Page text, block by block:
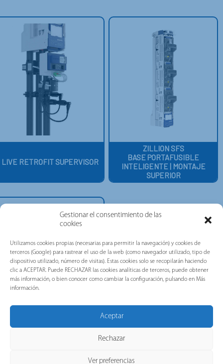
Gestionar el consentimiento de las
cookies
Utilizamos cookies propias (necesarias para permitir la navegación) y cookies de
terceros (Google) para rastrear el uso de la web (como navegador utilizado, tipo de
dispositivo utilizado, número de visitas). Estas cookies solo se recopilarán haciendo
clic a ACEPTAR. Puede RECHAZAR las cookies analíticas de terceros, puede obtener
más información, o bien conocer como cambiar la configuración, pulsando en Más
información.
Aceptar
Rechazar
Ver preferencias
LIVE RETROFIT SUPERVISOR
ZILLIONSFS
BASE PORTAFUSIBLE
INTELIGENTE | MONTAJE
SUPERIOR
ZILLIONSFS